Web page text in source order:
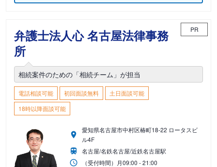
弁護士法人心 名古屋法律事務
所
PR
相続案件のための「相続チーム」が担当
電話相談可能 初回面談無料
土日面談可能
18時以降面談可能
愛知県名古屋市中村区椿町18-22 ロータスビ
ル4F
名古屋/名鉄名古屋/近鉄名古屋駅
（受付時間） 月09:00 - 21:00